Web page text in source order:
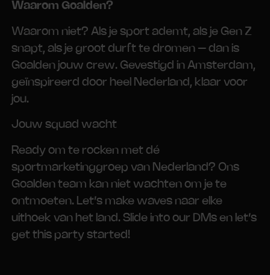
Waarom Goalden?
Waarom niet? Als je sport ademt, als je Gen Z
snapt, als je groot durft te dromen – dan is
Goalden jouw crew. Gevestigd in Amsterdam,
geïnspireerd door heel Nederland, klaar voor
jou.
Jouw squad wacht
Ready om te rocken met dé
sportmarketinggroep van Nederland? Ons
Goalden team kan niet wachten om je te
ontmoeten. Let’s make waves naar elke
uithoek van het land. Slide into our DMs en let’s
get this party started!